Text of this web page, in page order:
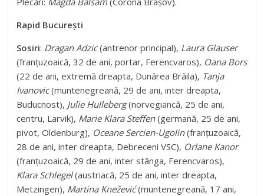
Rapid București
Sosiri: Dragan Adzic(antrenor principal), Laura Glauser
(franțuzoaică, 32 de ani, portar, Ferencvaros), Oana Bors
(22 de ani, extremă dreapta, Dunărea Brăila), Tanja
Ivanovic(muntenegreană, 29 de ani, inter dreapta,
Buducnost), Julie Hulleberg(norvegiancă, 25 de ani,
centru, Larvik), Marie Klara Steffen(germană, 25 de ani,
pivot, Oldenburg), Oceane Sercien-Ugolin(franțuzoaică,
28 de ani, inter dreapta, Debreceni VSC), Orlane Kanor
(franțuzoaică, 29 de ani, inter stânga, Ferencvaros),
Klara Schlegel(austriacă, 25 de ani, inter dreapta,
Metzingen), Martina Knežević(muntenegreană, 17 ani,